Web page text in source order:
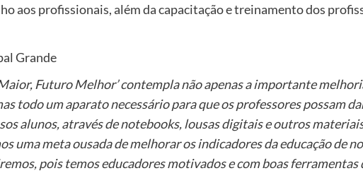
aos profissionais, além da capacitação e treinamento dos
Futuro Melhor’ contempla não apenas a importante
todo um aparato necessário para que os professores possam
alunos, através de notebooks, lousas digitais e outros
uma meta ousada de melhorar os indicadores da educação de
pois temos educadores motivados e com boas ferramentas